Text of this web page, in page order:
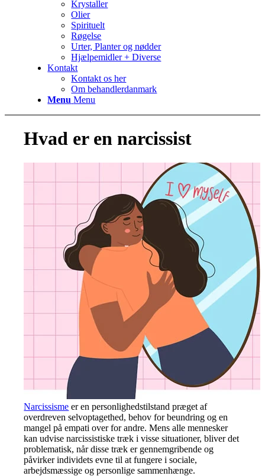
Krystaller
Olier
Spirituelt
Røgelse
Urter, Planter og nødder
Hjælpemidler + Diverse
Kontakt
Kontakt os her
Om behandlerdanmark
Menu Menu
Hvad er en narcissist
Narcissisme er en personlighedstilstand præget af
overdreven selvoptagethed, behov for beundring og en
mangel på empati over for andre. Mens alle mennesker
kan udvise narcissistiske træk i visse situationer, bliver det
problematisk, når disse træk er gennemgribende og
påvirker individets evne til at fungere i sociale,
arbejdsmæssige og personlige sammenhænge.